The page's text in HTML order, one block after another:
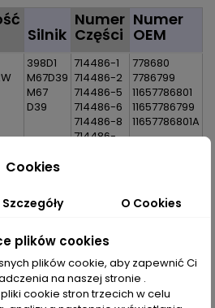
Silnik
Numer
Części
Numer
OEM
398D1
M67D39
M67
D39
714486-1
714486-2
714486-5
714486-6
714486-8
714486-
0006
0008
714486-
5001S
778680
7786799
11657786801
11657786799
11657786801A
Cookies
Szczegóły O Cookies
plików cookies
plików cookie, aby zapewnić Ci
na naszej stronie .
cookie stron trzecich w celu